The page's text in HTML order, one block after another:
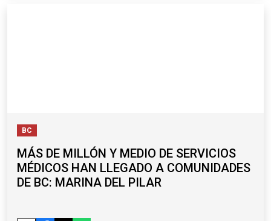
BC
MÁS DE MILLÓN Y MEDIO DE SERVICIOS
MÉDICOS HAN LLEGADO A COMUNIDADES
DE BC: MARINA DEL PILAR